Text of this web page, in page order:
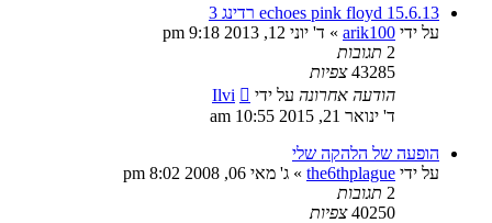
echoes pink floyd 15.6.13 רדינג 3
על ידי arik100
» ד' יוני 12, 2013 9:18 pm
2 תגובות
43285 צפיות
הודעה אחרונה על ידי
Ilvi
ד' ינואר 21, 2015 10:55 am
הופעה של הלהקה שלי
על ידי the6thplague
» ג' מאי 06, 2008 8:02 pm
2 תגובות
40250 צפיות